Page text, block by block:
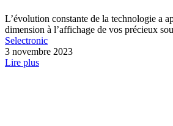
L’évolution constante de la technologie a
dimension à l’affichage de vos précieux
Selectronic
3 novembre 2023
Lire plus